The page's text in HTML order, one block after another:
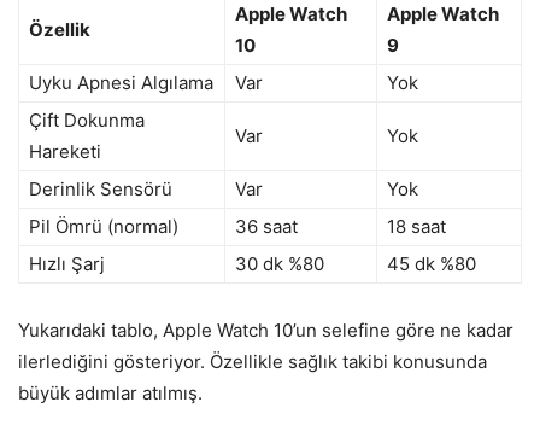
Özellik
Apple Watch
10
Apple Watch
9
Uyku Apnesi Algılama
Var
Yok
Çift Dokunma
Hareketi
Var Yok
Derinlik Sensörü Var
Yok
Pil Ömrü (normal)
36 saat
18 saat
Hızlı Şarj
30 dk %80 45 dk %80
Yukarıdaki tablo, Apple Watch 10’un selefine göre ne kadar
ilerlediğini gösteriyor. Özellikle sağlık takibi konusunda
büyük adımlar atılmış.